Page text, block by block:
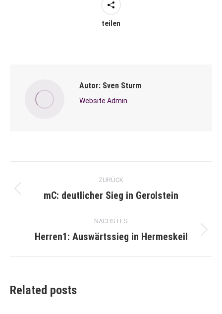
teilen
Autor: Sven Sturm
Website Admin
Kommentarnavigation
ZURÜCK
Vorheriger
mC: deutlicher Sieg in Gerolstein
NÄCHSTES
Nächster
Herren1: Auswärtssieg in Hermeskeil
Related posts